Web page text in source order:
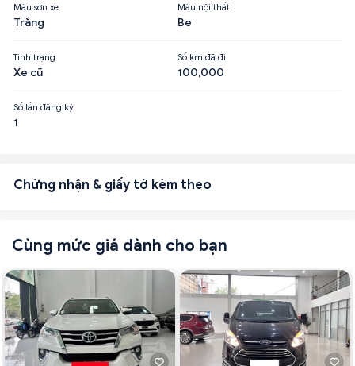
Màu sơn xe
Trắng
Màu nội thất
Be
Tình trạng
Xe cũ
Số km đã đi
100,000
Số lần đăng ký
1
Chứng nhận & giấy tờ kèm theo
Cùng mức giá dành cho bạn